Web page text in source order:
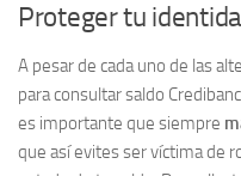
Proteger tu
A pesar de cada uno de las
para consultar saldo
es importante que siempre
que así evites ser víctima de